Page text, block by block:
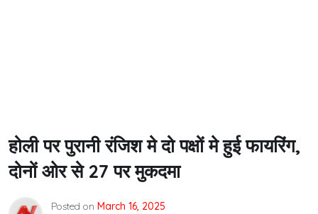
होली पर पुरानी रंजिश मे दो पक्षों मे हुई फायरिंग,
दोनों ओर से 27 पर मुकदमा
Posted on March 16, 2025